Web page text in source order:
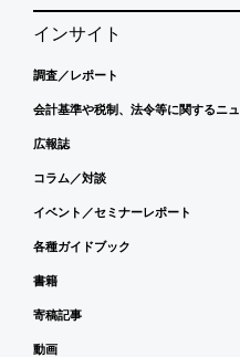
インサイト
調査／レポート
会計基準や税制、法令等に関するニ
広報誌
コラム／対談
イベント／セミナーレポート
各種ガイドブック
書籍
寄稿記事
動画